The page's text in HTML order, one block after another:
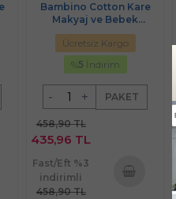
Bambino Cotton Kare
Makyaj ve Bebek
Temizleme Pamuğu 600
Adet (Kare En-Boy 7CM)
(12PK*50)
Ücretsiz Kargo
%5 İndirim
- + PAKET
458,90 TL
435,96 TL
Fast/Eft %3
indirimli
458,90 TL